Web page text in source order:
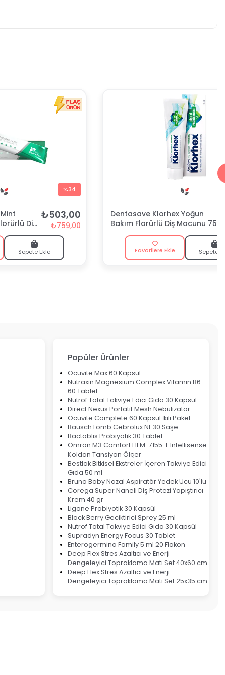
%34
Diş
₺503,00
₺759,00
Sepete Ekle
Dentasave Klorhex Yoğun
Bakım Florürlü Diş Macunu 75
Favorilere Ekle Sepete
Popüler Ürünler
Ocuvite Max 60 Kapsül
Nutraxin Magnesium Complex Vitamin B6
60 Tablet
Nutrof Total Takviye Edici Gıda 30 Kapsül
Direct Nexus Portatif Mesh Nebulizatör
Ocuvite Complete 60 Kapsül İkili Paket
Bausch Lomb Cebrolux Nf 30 Saşe
Bactoblis Probiyotik 30 Tablet
Omron M3 Comfort HEM-7155-E Intellisense
Koldan Tansiyon Ölçer
Bestlak Bitkisel Ekstreler İçeren Takviye Edici
Gıda 50 ml
Bruno Baby Nazal Aspiratör Yedek Ucu 10'lu
Corega Super Naneli Diş Protezi Yapıştırıcı
Krem 40 gr
Ligone Probiyotik 30 Kapsül
Black Berry Geciktirici Sprey 25 ml
Nutrof Total Takviye Edici Gıda 30 Kapsül
Supradyn Energy Focus 30 Tablet
Enterogermina Family 5 ml 20 Flakon
Deep Flex Stres Azaltıcı ve Enerji
Dengeleyici Topraklama Matı Set 40x60 cm
Deep Flex Stres Azaltıcı ve Enerji
Dengeleyici Topraklama Matı Set 25x35 cm